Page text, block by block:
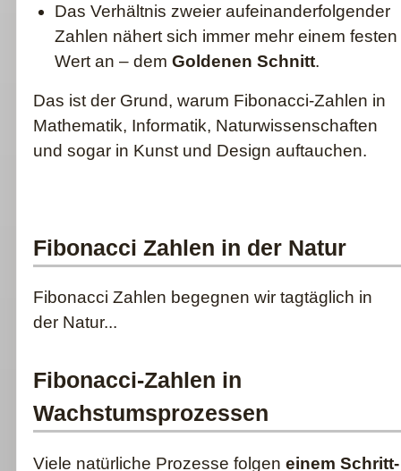
Das Verhältnis zweier aufeinanderfolgender
Zahlen nähert sich immer mehr einem festen
Wert an – dem Goldenen Schnitt.
Das ist der Grund, warum Fibonacci-Zahlen in
Mathematik, Informatik, Naturwissenschaften
und sogar in Kunst und Design auftauchen.
Fibonacci Zahlen in der Natur
Fibonacci Zahlen begegnen wir tagtäglich in
der Natur...
Fibonacci-Zahlen in
Wachstumsprozessen
Viele natürliche Prozesse folgen einem Schritt-